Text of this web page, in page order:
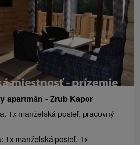
apartmán - Zrub Kapor
1x manželská posteľ, pracovný
1x manželská posteľ, 1x